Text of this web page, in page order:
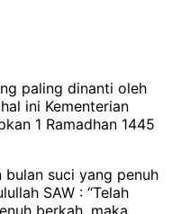
paling dinanti oleh
ini Kementerian
1 Ramadhan 1445
bulan suci yang penuh
SAW : “Telah
berkah, maka